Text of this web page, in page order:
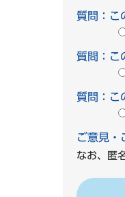
質問：こ
質問：こ
質問：こ
ご意見・
なお、匿